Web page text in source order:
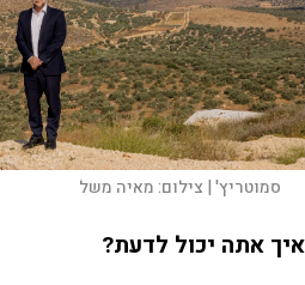
סמוטריץ' | צילום:מאיה משל
איך אתה יכול לדעת?